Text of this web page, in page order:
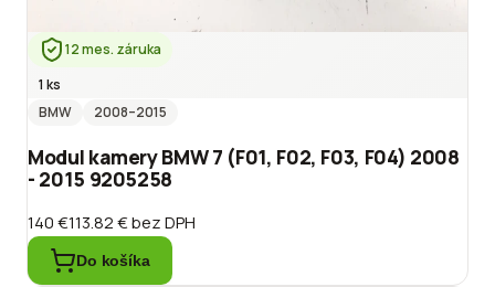
12 mes. záruka
1 ks
BMW
2008–2015
Modul kamery BMW 7 (F01, F02, F03, F04) 2008
- 2015 9205258
140 €113.82 €bez DPH
Do košíka